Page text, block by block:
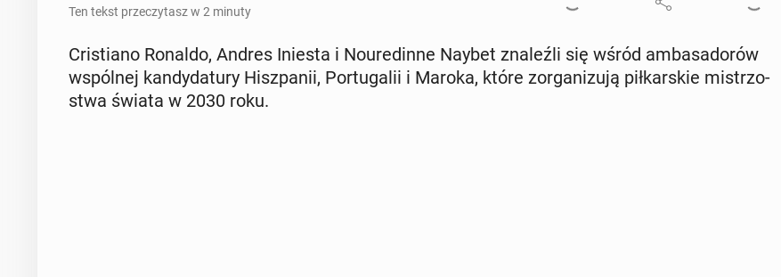
Ten tekst przeczytasz w 2 minuty
Cri­stia­no Ronaldo, Andres Iniesta i No­ure­din­ne Naybet zna­leź­li się wśród am­ba­sa­do­rów
wspól­nej kan­dy­da­tu­ry Hisz­pa­nii, Por­tu­ga­lii i Maroka, które zor­ga­ni­zu­ją pił­kar­skie mi­strzo­
stwa świata w 2030 roku.